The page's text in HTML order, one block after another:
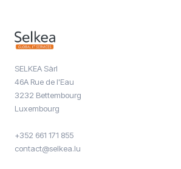
SELKEA Sàrl
46A Rue de l'Eau
3232 Bettembourg
Luxembourg
+352 661 171 855
contact@selkea.lu